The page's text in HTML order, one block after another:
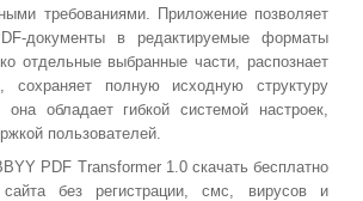
требованиями. Приложение позволяет
документы в редактируемые форматы
отдельные выбранные части, распознает
сохраняет полную исходную структуру
обладает гибкой системой настроек,
пользователей.
PDF Transformer 1.0 скачать бесплатно
без регистрации, смс, вирусов и